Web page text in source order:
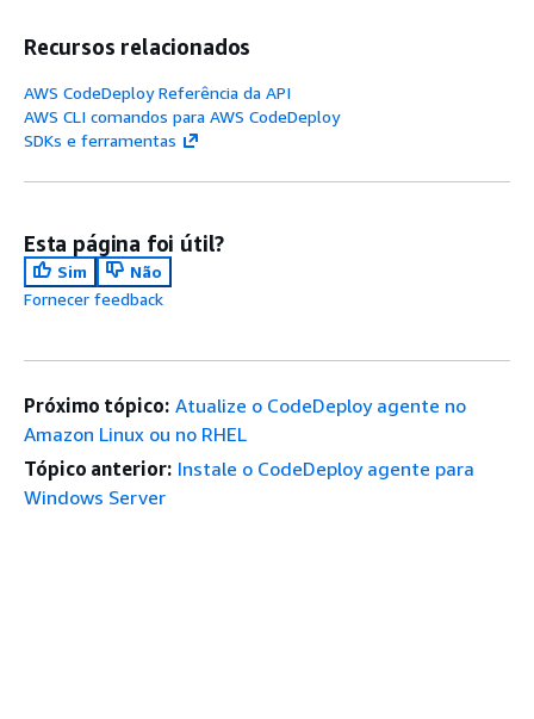
Recursos relacionados
AWS CodeDeploy Referência da API
AWS CLI comandos para AWS CodeDeploy
SDKs e ferramentas
Esta página foi útil?
Sim
Não
Fornecer feedback
Próximo tópico: Atualize o CodeDeploy agente no
Amazon Linux ou no RHEL
Tópico anterior: Instale o CodeDeploy agente para
Windows Server